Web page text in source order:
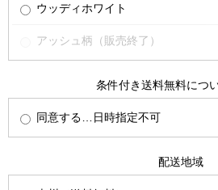
ウッディホワイト
アッシュ柄（販売終了）
条件付き送料無料につ
同意する…日時指定不可
配送地域